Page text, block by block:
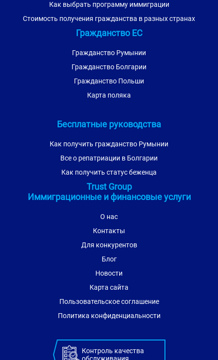
Как выбрать программу иммиграции
Стоимость получения гражданства в разных странах
Гражданство ЕС
Гражданство Румынии
Гражданство Болгарии
Гражданство Польши
Карта поляка
Бесплатные руководства
Как получить гражданство Румынии
Все о репатриации в Болгарии
Как получить статус беженца
Trust Group
Иммиграционные и финансовые услуги
О нас
Контакты
Для конкурентов
Блог
Новости
Карта сайта
Пользовательское соглашение
Политика конфиденциальности
Контроль качества